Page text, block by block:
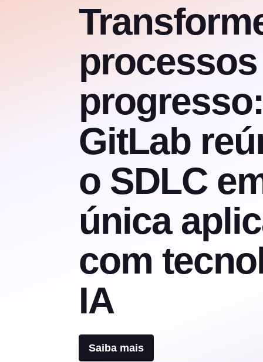
GitLab
o SDLC
única
com
IA
Saiba mais